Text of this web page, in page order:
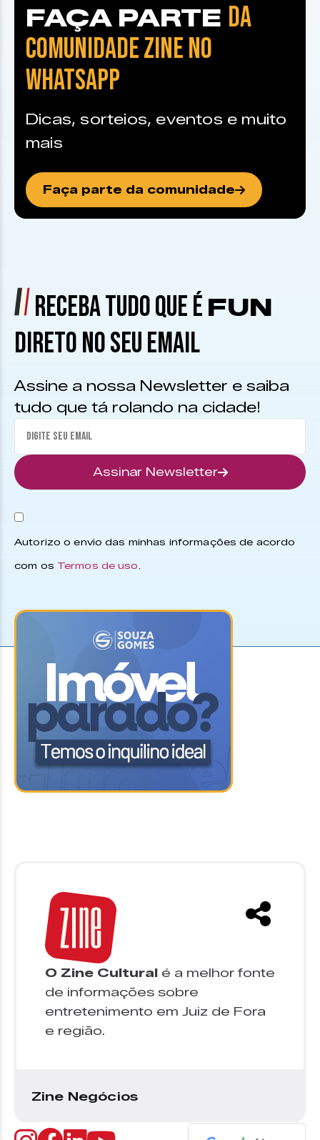
FAÇA PARTE DA
COMUNIDADE ZINE NO
WHATSAPP
Dicas, sorteios, eventos e muito
mais
Faça parte da comunidade
RECEBA TUDO QUE É FUN
DIRETO NO SEU EMAIL
Assine a nossa Newsletter e saiba
tudo que tá rolando na cidade!
Assinar Newsletter
Autorizo o envio das minhas informações de acordo
com os Termos de uso.
O Zine Cultural é a melhor fonte
de informações sobre
entretenimento em Juiz de Fora
e região.
Zine Negócios